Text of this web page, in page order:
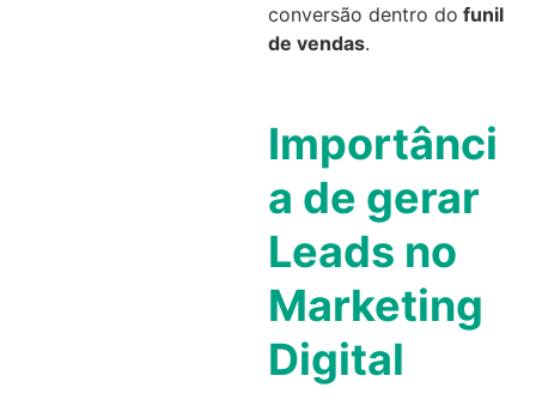
conversão dentro do funil
de vendas.
Importânci
a de gerar
Leads no
Marketing
Digital